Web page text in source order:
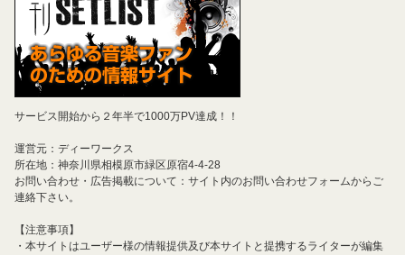
サービス開始から２年半で1000万PV達成！！
運営元：ディーワークス
所在地：神奈川県相模原市緑区原宿4-4-28
お問い合わせ・広告掲載について：サイト内のお問い合わせフォームからご
連絡下さい。
【注意事項】
・本サイトはユーザー様の情報提供及び本サイトと提携するライターが編集